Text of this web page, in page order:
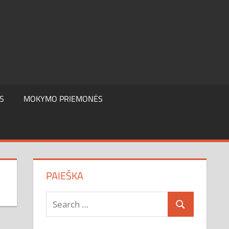
MOKYMO PRIEMONĖS
PAIEŠKA
Search
for:
Search